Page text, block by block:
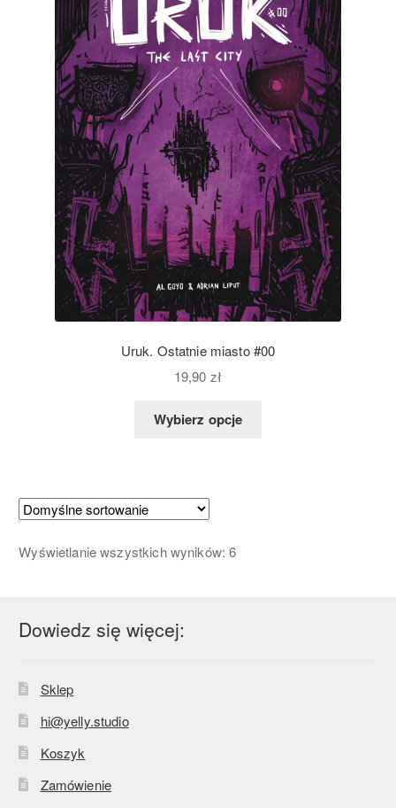
Uruk. Ostatnie miasto #00
19,90 zł
Wybierz opcje
Wyświetlanie wszystkich wyników: 6
Dowiedz się więcej:
Sklep
hi@yelly.studio
Koszyk
Zamówienie